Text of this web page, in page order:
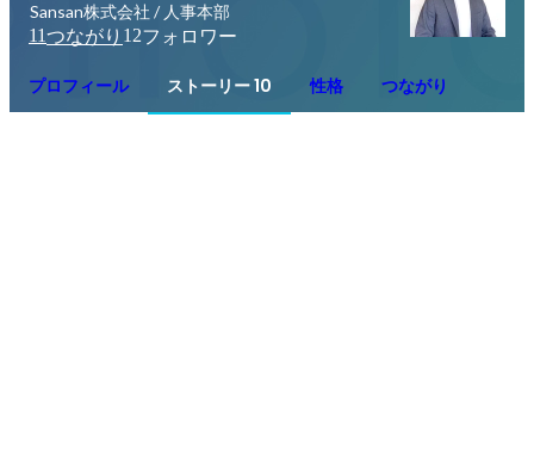
Sansan株式会社 / 人事本部
11つながり 12フォロワー
プロフィール ストーリー 10 性格 つながり